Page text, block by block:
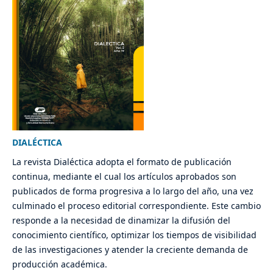
DIALÉCTICA
La revista Dialéctica adopta el formato de publicación
continua, mediante el cual los artículos aprobados son
publicados de forma progresiva a lo largo del año, una vez
culminado el proceso editorial correspondiente. Este cambio
responde a la necesidad de dinamizar la difusión del
conocimiento científico, optimizar los tiempos de visibilidad
de las investigaciones y atender la creciente demanda de
producción académica.